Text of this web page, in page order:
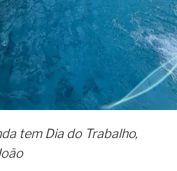
tem Dia do Trabalho,